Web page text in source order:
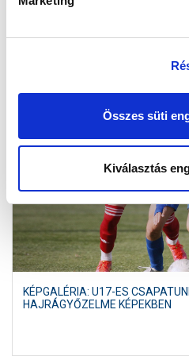
Összes süti
Kiválasztás
KÉPGALÉRIA: U17-ES
HAJRÁGYŐZELME KÉPEKBEN